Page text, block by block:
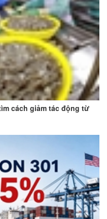
cách giảm tác động từ